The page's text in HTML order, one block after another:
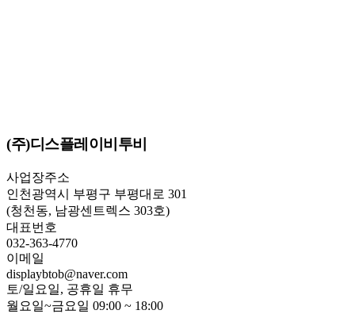
(주)디스플레이비투비
사업장주소
인천광역시 부평구 부평대로 301
(청천동, 남광센트렉스 303호)
대표번호
032-363-4770
이메일
displaybtob@naver.com
토/일요일, 공휴일 휴무
월요일~금요일 09:00 ~ 18:00